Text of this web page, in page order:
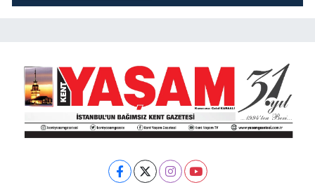
KOKUYOR!